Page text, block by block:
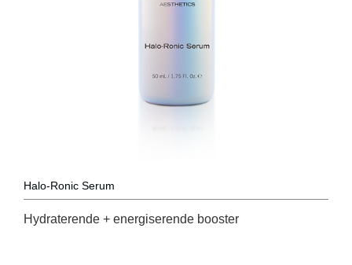
Halo-Ronic Serum
Hydraterende + energiserende booster